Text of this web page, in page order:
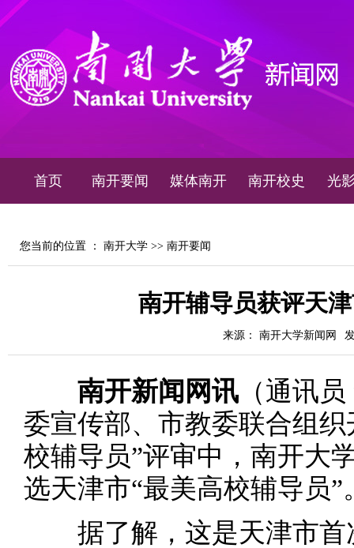
首页 南开要闻 媒体南开 南开校史 光
您当前的位置 ： 南开大学 >> 南开要闻
南开辅导员获评天
来源： 南开大学新闻网
南开新闻网讯 （通讯
委宣传部、市教委联合组
校辅导员”评审中，南开大
选天津市“最美高校辅导员”
据了解，这是天津市首